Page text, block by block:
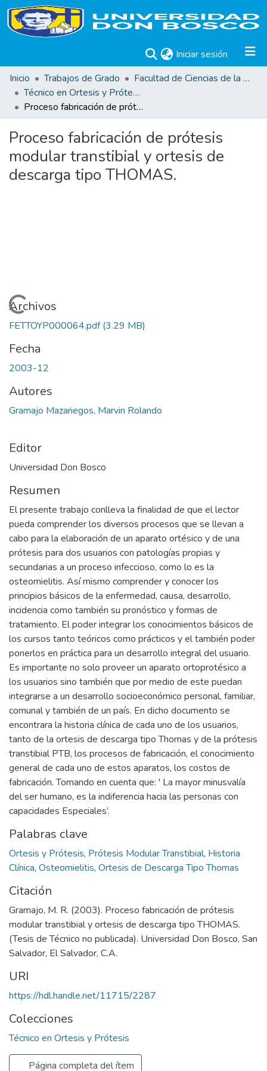
Iniciar sesión (current)
Inicio
Trabajos de Grado
Facultad de Ciencias de la Rehabilitación
Técnico en Ortesis y Prótesis
Proceso fabricación de prótesis modular transtibial y ortesis de descarga tipo THOMAS.
Proceso fabricación de prótesis
modular transtibial y ortesis de
descarga tipo THOMAS.
Cargando...
Archivos
FETTOYP000064.pdf(3.29 MB)
Fecha
2003-12
Autores
Gramajo Mazariegos, Marvin Rolando
Editor
Universidad Don Bosco
Resumen
El presente trabajo conlleva la finalidad de que el lector
pueda comprender los diversos procesos que se llevan a
cabo para la elaboración de un aparato ortésico y de una
prótesis para dos usuarios con patologías propias y
secundarias a un proceso infeccioso, como lo es la
osteomielitis. Así mismo comprender y conocer los
principios básicos de la enfermedad, causa, desarrollo,
incidencia como también su pronóstico y formas de
tratamiento. El poder integrar los conocimientos básicos de
los cursos tanto teóricos como prácticos y el también poder
ponerlos en práctica para un desarrollo integral del usuario.
Es importante no solo proveer un aparato ortoprotésico a
los usuarios sino también que por medio de este puedan
integrarse a un desarrollo socioeconómico personal, familiar,
comunal y también de un país. En dicho documento se
encontrara la historia clínica de cada uno de los usuarios,
tanto de la ortesis de descarga tipo Thomas y de la prótesis
transtibial PTB, los procesos de fabricación, el conocimiento
general de cada uno de estos aparatos, los costos de
fabricación. Tomando en cuenta que: ' La mayor minusvalía
del ser humano, es la indiferencia hacia las personas con
capacidades Especiales’.
Palabras clave
Ortesis y Prótesis, Prótesis Modular Transtibial, Historia
Clínica, Osteomielitis, Ortesis de Descarga Tipo Thomas
Citación
Gramajo, M. R. (2003). Proceso fabricación de prótesis
modular transtibial y ortesis de descarga tipo THOMAS.
(Tesis de Técnico no publicada). Universidad Don Bosco, San
Salvador, El Salvador, C.A.
URI
https://hdl.handle.net/11715/2287
Colecciones
Técnico en Ortesis y Prótesis
Página completa del ítem